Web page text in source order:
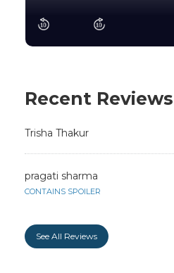
Recent Reviews
Trisha Thakur
pragati sharma
CONTAINS SPOILER
See All Reviews